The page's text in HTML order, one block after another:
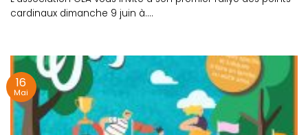
cardinaux dimanche 9 juin à....
16
Mai